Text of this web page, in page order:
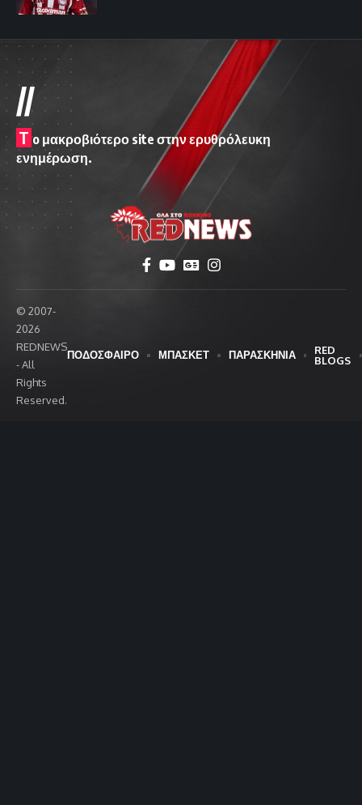
//
T o μακροβιότερο site στην ερυθρόλευκη
ενημέρωση.
© 2007-
2026
REDNEWS
- All
Rights
Reserved.
ΠΟΔΟΣΦΑΙΡΟ ΜΠΑΣΚΕΤ ΠΑΡΑΣΚΗΝΙΑ
RED
BLOGS